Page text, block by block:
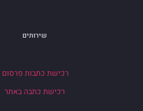
שירותים
רכישת כתבות פרסום
רכישת כתבה באתר